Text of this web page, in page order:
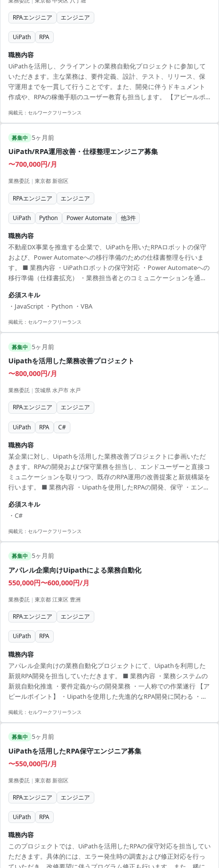
RPAエンジニア エンジニア
UiPath RPA
職務内容
UiPathを活用し、クライアントの業務自動化プロジェクトに参加して
いただきます。主な業務は、要件定義、設計、テスト、リリース、保
守運用までを一貫して行うことです。また、開発に伴うドキュメント
作成や、RPAの稼働手順のユーザー教育も担当します。 【アピールポ
で柔軟な働き方が可能 ・RPA分野でのキャリア成長が期待できる ・エ
して関与するため責任感あるポジション
掲載元： セルワークフリーランス
募集中 5ヶ月前
UiPath/RPA運用改善・仕様整理エンジニア募集
〜700,000円/月
業務委託 | 東京都 新宿区
RPAエンジニア エンジニア
UiPath Python Power Automate 他3件
職務内容
不動産DX事業を推進する企業で、UiPathを用いたRPAロボットの保守
および、Power Automateへの移行準備のための仕様書整理を行いま
す。 ■ 業務内容 ・UiPathロボットの保守対応 ・Power Automateへの
移行準備（仕様書拡充） ・業務担当者とのコミュニケーションを通じ
ト】 ・新宿の中心地でキャリアアップが可能 ・UiPathからPower
Automateへの移行プロジェクトに参画 ・RPA技術を駆使した業務自動
化の最前線での経験を積める ・幅広い技術を活用し、実際の業務に即
必須スキル
・JavaScript ・Python ・VBA
掲載元： セルワークフリーランス
募集中 5ヶ月前
Uipathを活用した業務改善プロジェクト
〜800,000円/月
業務委託 | 茨城県 水戸市 水戸
RPAエンジニア エンジニア
UiPath RPA C#
職務内容
某企業に対し、Uipathを活用した業務改善プロジェクトに参画いただ
きます。RPAの開発および保守業務を担当し、エンドユーザーと直接コ
ミュニケーションを取りつつ、既存のRPA運用の改善提案と新規構築を
行います。 ■ 業務内容 ・Uipathを使用したRPAの開発、保守 ・エンド
・新規RPAの構築と導入支援 【アピールポイント】 ・Uipathを用いた
RPA開発の経験を活かせる ・コアメンバーとして業務改善に貢献でき
る ・直接エンドユーザーと対話することでプロジェクト全体を理解 ・
必須スキル
・C#
掲載元： セルワークフリーランス
募集中 5ヶ月前
アパレル企業向けUipathによる業務自動化
550,000円〜600,000円/月
業務委託 | 東京都 江東区 豊洲
RPAエンジニア エンジニア
UiPath RPA
職務内容
アパレル企業向けの業務自動化プロジェクトにて、Uipathを利用した
新規RPA開発を担当していただきます。 ■ 業務内容 ・業務システムの
新規自動化推進 ・要件定義からの開発業務 ・一人称での作業遂行 【ア
ピールポイント】 ・Uipathを使用した先進的なRPA開発に関わる ・安
る職場環境 ・高いスキルが要求されるため成長の機会が多い ・残業が
掲載元： セルワークフリーランス
募集中 5ヶ月前
UiPathを活用したRPA保守エンジニア募集
〜550,000円/月
業務委託 | 東京都 新宿区
RPAエンジニア エンジニア
UiPath RPA
職務内容
このプロジェクトでは、UiPathを活用したRPAの保守対応を担当してい
ただきます。具体的には、エラー発生時の調査および修正対応を行っ